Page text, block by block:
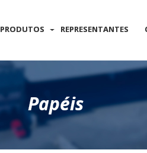
PRODUTOS REPRESENTANTES
Papéis